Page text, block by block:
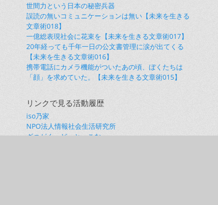
世間力という日本の秘密兵器
誤読の無いコミュニケーションは無い【未来を生きる
文章術018】
一億総表現社会に花束を【未来を生きる文章術017】
20年経っても千年一日の公文書管理に涙が出てくる
【未来を生きる文章術016】
携帯電話にカメラ機能がついたあの頃、ぼくたちは
「顔」を求めていた。【未来を生きる文章術015】
リンクで見る活動履歴
iso乃家
NPO法人情報社会生活研究所
ざつがく・どっと・こむ